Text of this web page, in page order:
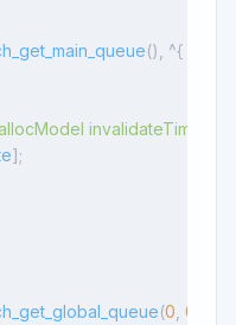
(), ^{
invalidateTimer:
];
(0 0